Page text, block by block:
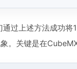
过上述方法成功
。关键是在